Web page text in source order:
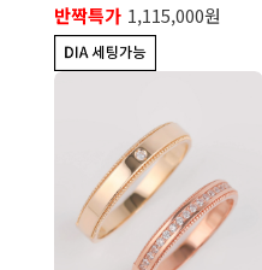
반짝특가 1,115,000원